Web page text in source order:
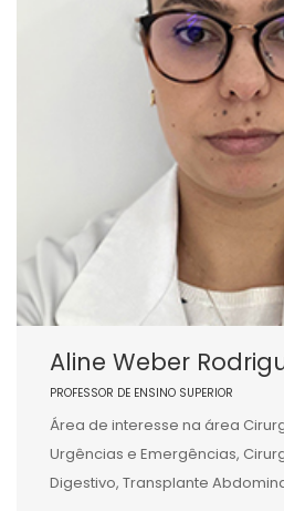
Aline Weber
PROFESSOR DE ENSINO SUPERIOR
Área de interesse na área
Urgências e Emergências,
Digestivo, Transplante